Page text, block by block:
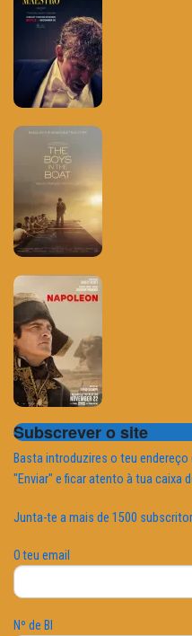
Subscrever o site
Basta introduzires o teu endereço
"Enviar" e ficar atento à tua caixa
Junta-te a mais de 1500
O teu email
Nº de BI